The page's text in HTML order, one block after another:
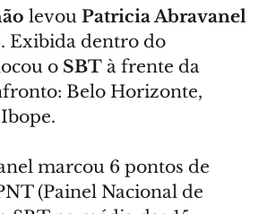
levou Patricia Abravanel
Exibida dentro do
o SBT à frente da
Belo Horizonte,
marcou 6 pontos de
(Painel Nacional de